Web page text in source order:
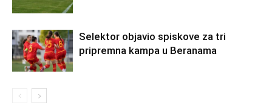
Selektor objavio spiskove za tri
pripremna kampa u Beranama